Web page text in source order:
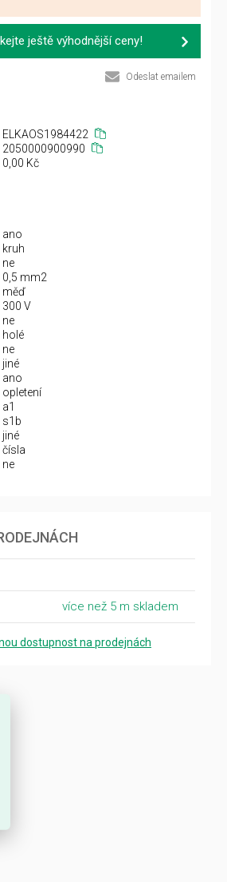
ještě výhodnější ceny!
Odeslat emailem
ELKAOS1984422
2050000900990
0,00 Kč
ano
kruh
ne
0,5 mm2
měď
300 V
ne
holé
ne
jiné
ano
opletení
a1
s1b
jiné
čísla
ne
více než 5 m skladem
dostupnost na prodejnách